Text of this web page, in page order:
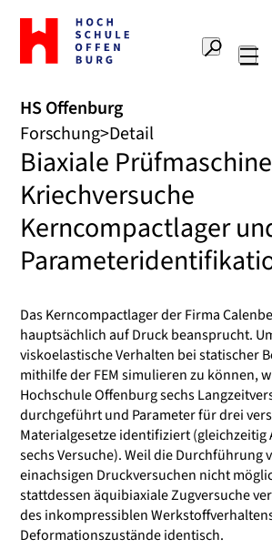
Zur
Startseite
Hochschule
Suche
HS Offenburg
Forschung Detail
Biaxiale
Kriechversuche
Kerncompactlager
Das Kerncompactlager der Firma
hauptsächlich auf Druck beansprucht.
viskoelastische Verhalten bei statischer
mithilfe der FEM simulieren zu können,
Hochschule Offenburg sechs
durchgeführt und Parameter für drei
Materialgesetze identifiziert (gleichzeitig
sechs Versuche). Weil die Durchführung
einachsigen Druckversuchen nicht
stattdessen äquibiaxiale Zugversuche
des inkompressiblen
Deformationszustände identisch.